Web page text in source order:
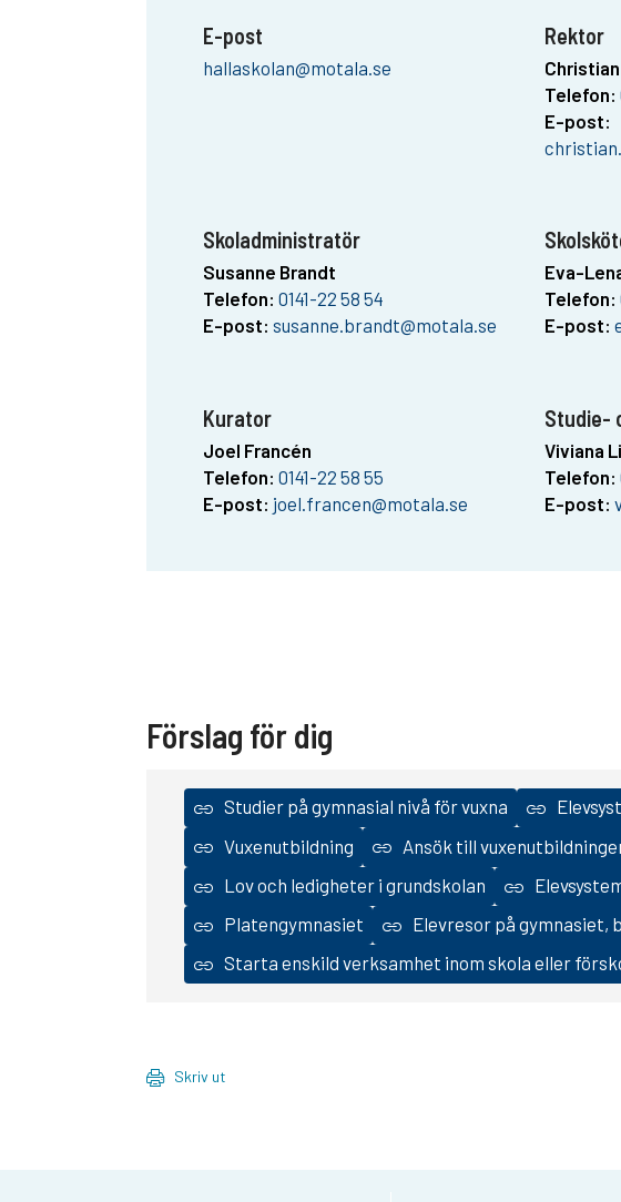
E-post
hallaskolan@motala.se
Rektor
Telefon:
E-post:
Skoladministratör
Susanne Brandt
Telefon: 0141-22 58 54
E-post: susanne.brandt@motala.se
Eva-
Telefon:
E-post:
Kurator
Joel Francén
Telefon: 0141-22 58 55
E-post: joel.francen@motala.se
Studie-
Viviana
Telefon:
E-post:
Förslag för dig
Studier på gymnasial nivå för vuxna
Vuxenutbildning
Ansök till
Lov och ledigheter i grundskolan
Platengymnasiet
Elevresor på gymnasiet,
Starta enskild verksamhet inom skola eller
Skriv ut